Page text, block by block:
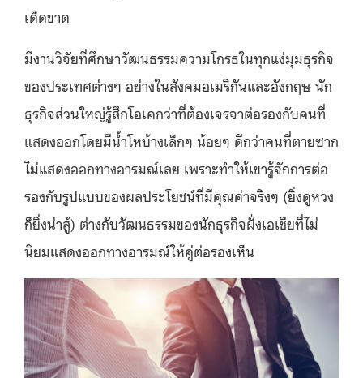
เด็ดขาด
มีงานวิจัยที่ศึกษาวัฒนธรรมความโกรธในทุกแง่มุมธุรกิจ
ของประเทศต่างๆ อย่างในสังคมอเมริกันและอังกฤษ นัก
ธุรกิจส่วนใหญ่รู้สึกโอเคกว่าที่ต้องเจรจาต่อรองกับคนที่
แสดงออกโดยมีน้ำโหบ้างเล็กๆ น้อยๆ ดีกว่าคนที่ตายซาก
ไม่แสดงออกทางอารมณ์เลย เพราะทำให้เขารู้จักการต่อ
รองกับรูปแบบของผลประโยชน์ที่มีคุณค่าจริงๆ (ยิ่งดูหวง
ก็ยิ่งน่าสู้) ต่างกับวัฒนธรรมของนักธุรกิจฝั่งเอเชียที่ไม่
นิยมแสดงออกทางอารมณ์ให้คู่ต่อรองเห็น